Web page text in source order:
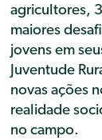
agricultores,
maiores
jovens em
Juventude
novas ações
realidade
no campo.